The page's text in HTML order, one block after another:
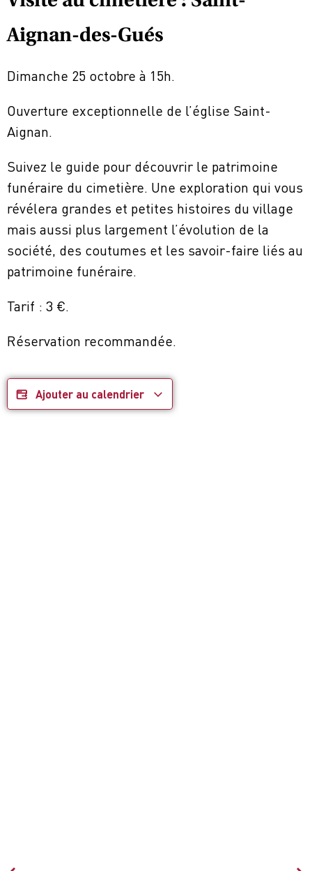
Aignan-des-Gués
Dimanche 25 octobre à 15h.
Ouverture exceptionnelle de l’église Saint-
Aignan.
Suivez le guide pour découvrir le patrimoine
funéraire du cimetière. Une exploration qui vous
révélera grandes et petites histoires du village
mais aussi plus largement l’évolution de la
société, des coutumes et les savoir-faire liés au
patrimoine funéraire.
Tarif : 3 €.
Réservation recommandée.
Ajouter au calendrier